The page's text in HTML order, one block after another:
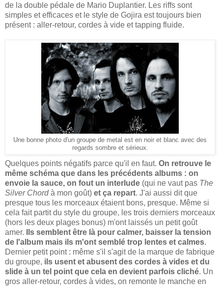
de la double pédale de Mario Duplantier. Les riffs sont
simples et efficaces et le style de Gojira est toujours bien
présent : aller-retour, cordes à vide et tapping fluide.
Une bonne photo d'un groupe de metal est en noir et blanc avec des
regards sombre et sérieux.
Quelques points négatifs parce qu'il en faut. On retrouve le
même schéma que dans les précédents albums : on
envoie la sauce, on fout un interlude (qui ne vaut pas The
Silver Chordà mon goût) et ça repart. J'ai aussi dit que
presque tous les morceaux étaient bons, presque. Même si
cela fait partit du style du groupe, les trois derniers morceaux
(hors les deux plages bonus) m'ont laissés un petit goût
amer.
Ils semblent être là pour calmer, baisser la tension
de l'album mais ils m'ont semblé trop lentes et calmes.
Dernier petit point : même s'il s'agit de la marque de fabrique
du groupe, ils usent et abusent des cordes à vides et du
slide à un tel point que cela en devient parfois cliché. Un
gros aller-retour, cordes à vides, on remonte le manche en